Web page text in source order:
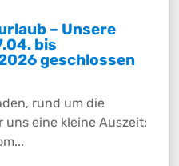
– Unsere
bis
geschlossen
rund um die
eine kleine Auszeit: